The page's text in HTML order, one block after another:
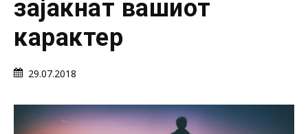
зајакнат вашиот
карактер
29.07.2018